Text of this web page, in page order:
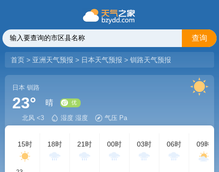
查询
首页 > 亚洲天气预报 > 日本天气预报 > 钏路天气预报
日本 钏路
23° 晴
北风 <3 湿度 湿度 气压 Pa
15时 18时 21时 00时 03时 06时 09时